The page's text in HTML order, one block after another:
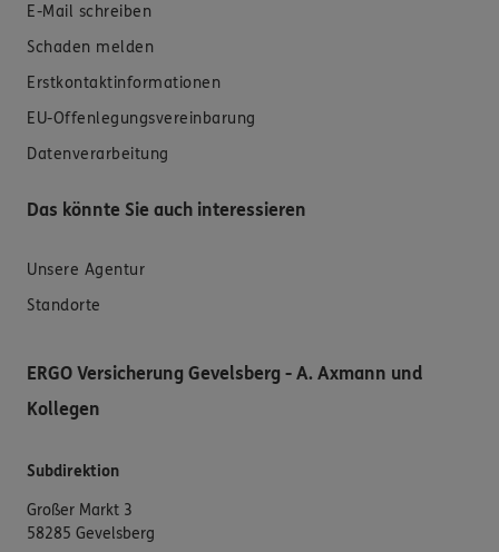
E-Mail schreiben
Schaden melden
Erstkontaktinformationen
EU-Offenlegungsvereinbarung
Datenverarbeitung
Das könnte Sie auch interessieren
Unsere Agentur
Standorte
ERGO Versicherung Gevelsberg - A. Axmann und
Kollegen
Subdirektion
Großer Markt 3
58285 Gevelsberg